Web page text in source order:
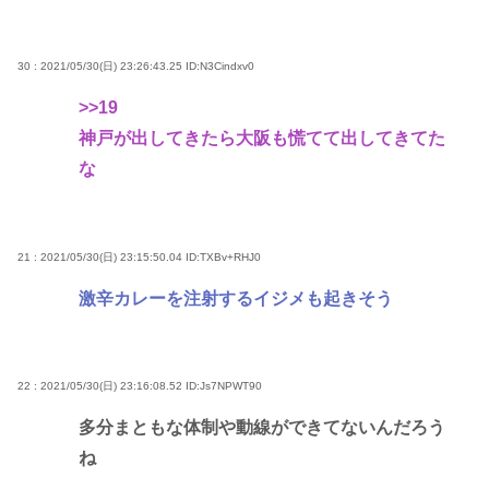
30 : 2021/05/30(日) 23:26:43.25 ID:N3Cindxv0
>>19
神戸が出してきたら大阪も慌てて出してきてた
な
21 : 2021/05/30(日) 23:15:50.04 ID:TXBv+RHJ0
激辛カレーを注射するイジメも起きそう
22 : 2021/05/30(日) 23:16:08.52 ID:Js7NPWT90
多分まともな体制や動線ができてないんだろう
ね